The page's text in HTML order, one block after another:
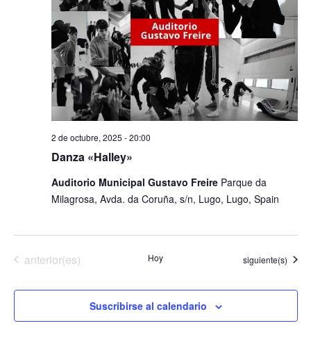
Danza «Halley»
2 de octubre, 2025 - 20:00
​Auditorio Municipal Gustavo Freire Parque da
Milagrosa, Avda. da Coruña, s/n, Lugo, Lugo, Spain
Eventos
anterior(es) Hoy Eventos
siguiente(s)
Suscribirse al calendario